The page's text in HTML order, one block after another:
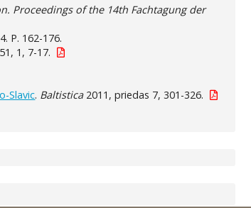
Proceedings of the 14th Fachtagung der
P. 162-176.
1, 7-17.
Slavic. Baltistica2011, priedas 7, 301-326.